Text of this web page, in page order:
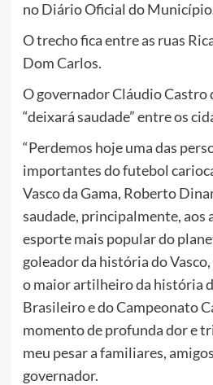
no Diário Oficial do
O trecho fica entre as ruas
Dom Carlos.
O governador Cláudio Castro
“deixará saudade” entre os
“Perdemos hoje uma das
importantes do futebol
Vasco da Gama, Roberto
saudade, principalmente, aos
esporte mais popular do
goleador da história do
o maior artilheiro da história
Brasileiro e do Campeonato
momento de profunda dor e
meu pesar a familiares,
governador.